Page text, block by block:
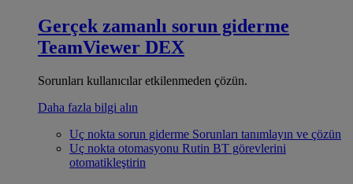
Gerçek zamanlı sorun giderme
TeamViewer DEX
Sorunları kullanıcılar etkilenmeden çözün.
Daha fazla bilgi alın
Uç nokta sorun giderme Sorunları tanımlayın ve çözün
Uç nokta otomasyonu Rutin BT görevlerini
otomatikleştirin